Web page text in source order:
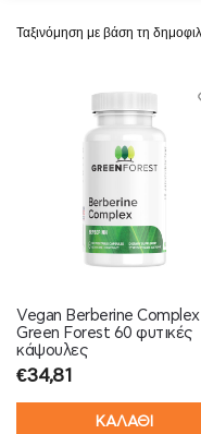
Vegan Berberine Complex
Green Forest 60 φυτικές
κάψουλες
€34,81
ΚΑΛΑΘΙ